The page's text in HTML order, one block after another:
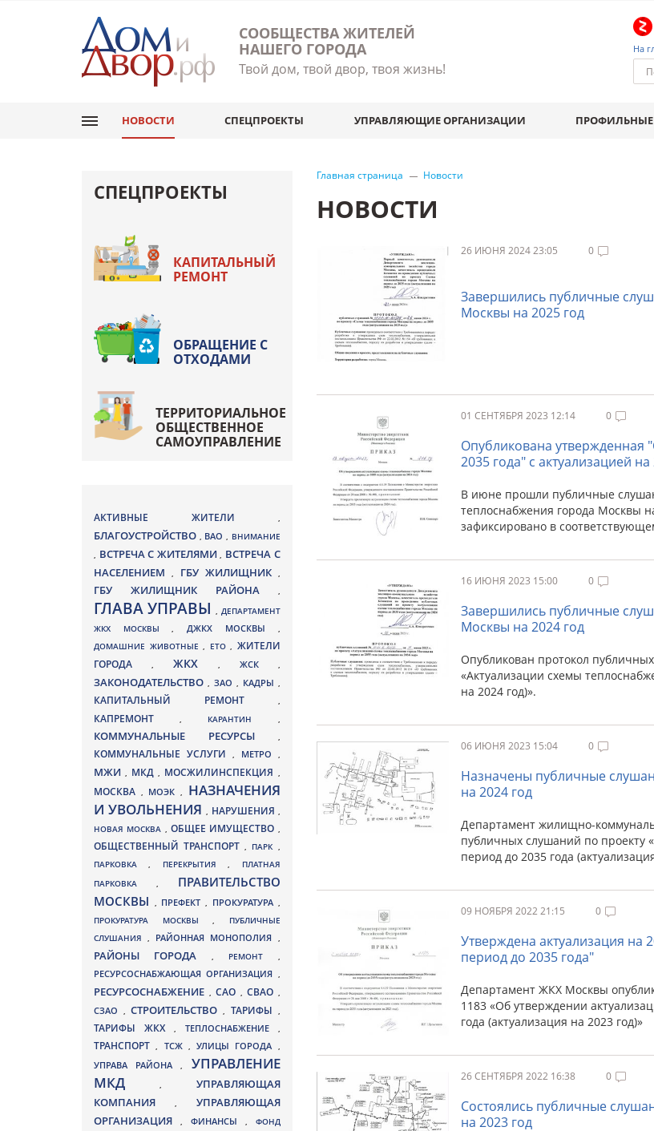
СООБЩЕСТВА ЖИТЕЛЕЙ
НАШЕГО ГОРОДА
Твой дом, твой двор, твоя жизнь!
На
НОВОСТИ СПЕЦПРОЕКТЫ УПРАВЛЯЮЩИЕ ОРГАНИЗАЦИИ
Главная страница Новости
НОВОСТИ
26 ИЮНЯ 2024 23:05 0
Завершились публичные
Москвы на 2025 год
01 СЕНТЯБРЯ 2023 12:14 0
Опубликована утвержденная
2035 года" с актуализацией на
В июне прошли публичные
теплоснабжения города Москвы
зафиксировано в
16 ИЮНЯ 2023 15:00 0
Завершились публичные
Москвы на 2024 год
Опубликован протокол
«Актуализации схемы
на 2024 год)».
06 ИЮНЯ 2023 15:04 0
Назначены публичные
на 2024 год
Департамент жилищно-
публичных слушаний по проекту
период до 2035 года
09 НОЯБРЯ 2022 21:15 0
Утверждена актуализация на
период до 2035 года"
Департамент ЖКХ Москвы
1183 «Об утверждении
года (актуализация на 2023 год)»
26 СЕНТЯБРЯ 2022 16:38 0
Состоялись публичные
на 2023 год
СПЕЦПРОЕКТЫ
КАПИТАЛЬНЫЙ
РЕМОНТ
ОБРАЩЕНИЕ С
ОТХОДАМИ
ТЕРРИТОРИАЛЬНОЕ
ОБЩЕСТВЕННОЕ
САМОУПРАВЛЕНИЕ
АКТИВНЫЕ ЖИТЕЛИ ,
БЛАГОУСТРОЙСТВО , ВАО , ВНИМАНИЕ
, ВСТРЕЧА С ЖИТЕЛЯМИ, ВСТРЕЧА С
НАСЕЛЕНИЕМ
, ГБУ ЖИЛИЩНИК ,
ГБУ ЖИЛИЩНИК РАЙОНА ,
ГЛАВА УПРАВЫ, ДЕПАРТАМЕНТ
ЖКХ МОСКВЫ,ДЖКХ МОСКВЫ ,
ДОМАШНИЕ ЖИВОТНЫЕ , ЕТО , ЖИТЕЛИ
ГОРОДА
, ЖКХ , ЖСК ,
ЗАКОНОДАТЕЛЬСТВО , ЗАО , КАДРЫ ,
КАПИТАЛЬНЫЙ РЕМОНТ ,
КАПРЕМОНТ , КАРАНТИН ,
КОММУНАЛЬНЫЕ РЕСУРСЫ ,
КОММУНАЛЬНЫЕ УСЛУГИ , МЕТРО ,
МЖИ, МКД , МОСЖИЛИНСПЕКЦИЯ ,
МОСКВА , МОЭК ,
НАЗНАЧЕНИЯ
И УВОЛЬНЕНИЯ , НАРУШЕНИЯ ,
НОВАЯ МОСКВА , ОБЩЕЕ ИМУЩЕСТВО ,
ОБЩЕСТВЕННЫЙ ТРАНСПОРТ, ПАРК ,
ПАРКОВКА, ПЕРЕКРЫТИЯ,
ПЛАТНАЯ
ПАРКОВКА ,
ПРАВИТЕЛЬСТВО
МОСКВЫ , ПРЕФЕКТ, ПРОКУРАТУРА ,
ПРОКУРАТУРА МОСКВЫ ,
ПУБЛИЧНЫЕ
СЛУШАНИЯ, РАЙОННАЯ МОНОПОЛИЯ ,
РАЙОНЫ ГОРОДА , РЕМОНТ ,
РЕСУРСОСНАБЖАЮЩАЯ ОРГАНИЗАЦИЯ ,
РЕСУРСОСНАБЖЕНИЕ , САО , СВАО ,
СЗАО ,СТРОИТЕЛЬСТВО, ТАРИФЫ ,
ТАРИФЫ ЖКХ , ТЕПЛОСНАБЖЕНИЕ ,
ТРАНСПОРТ, ТСЖ , УЛИЦЫ ГОРОДА ,
УПРАВА РАЙОНА, УПРАВЛЕНИЕ
МКД, УПРАВЛЯЮЩАЯ
КОМПАНИЯ
, УПРАВЛЯЮЩАЯ
ОРГАНИЗАЦИЯ
, ФИНАНСЫ , ФОНД